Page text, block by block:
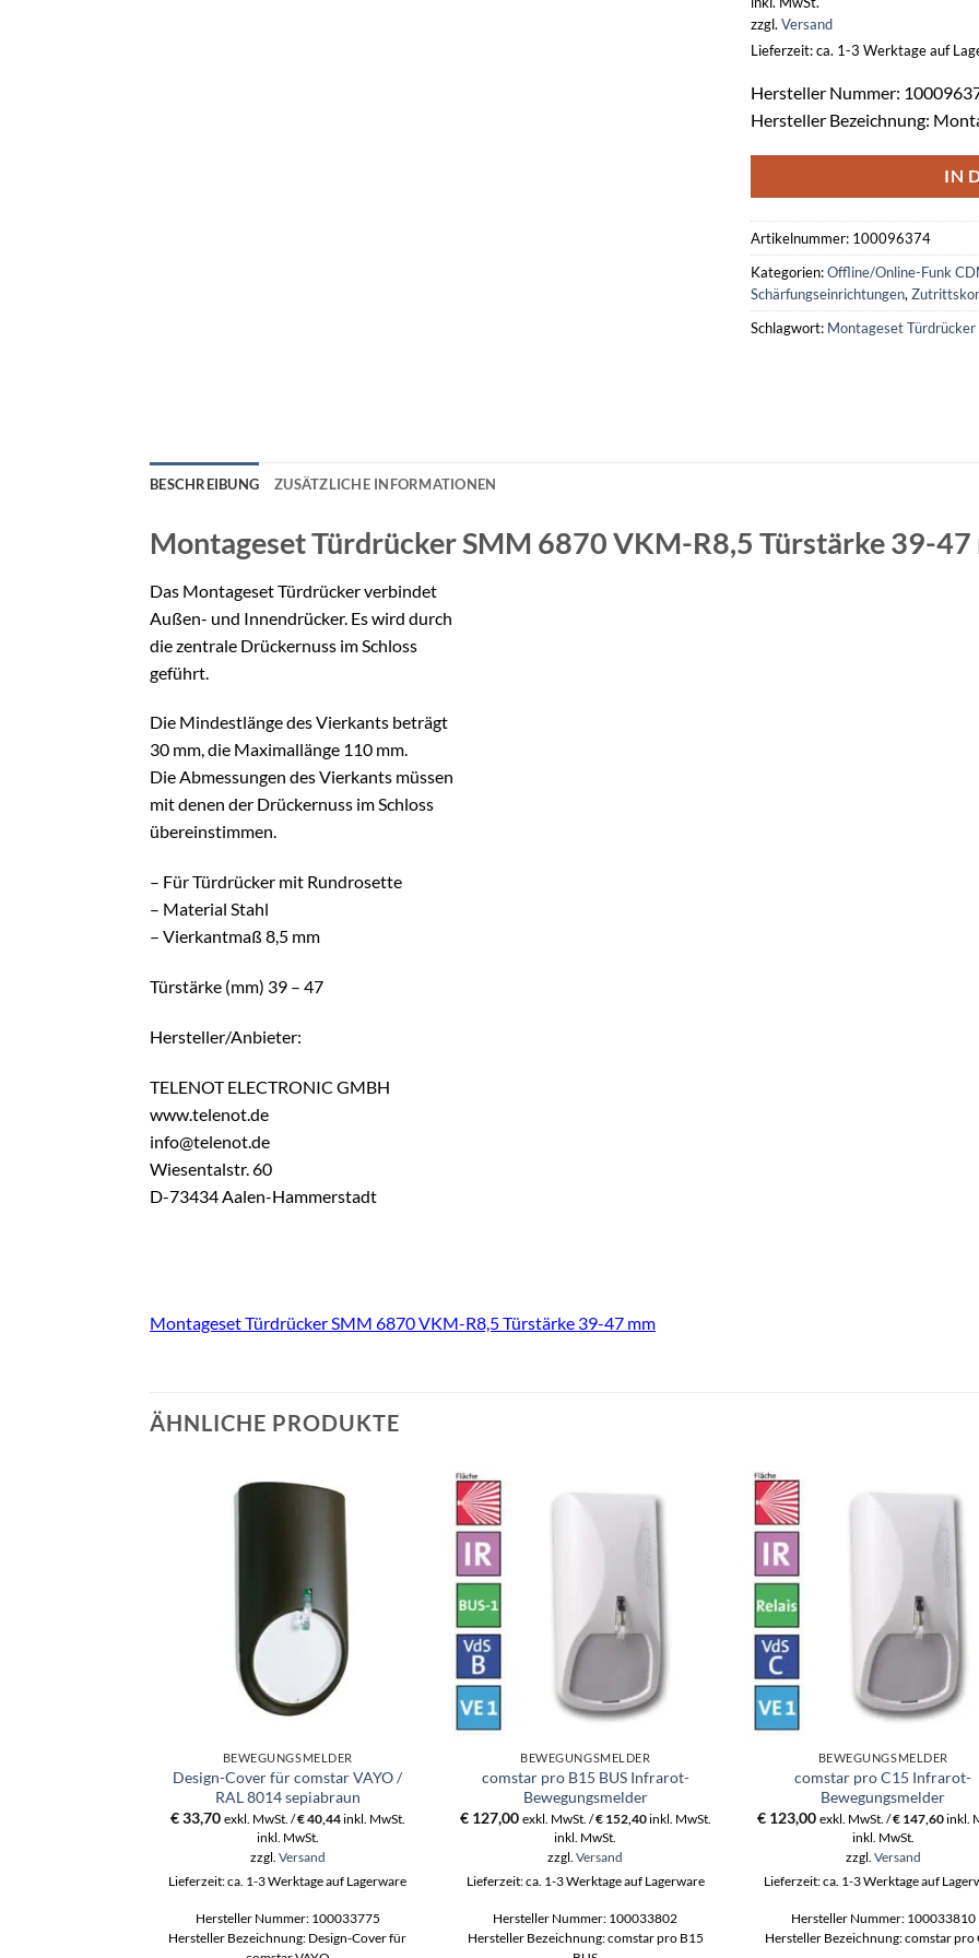
zzgl. Versand
Lieferzeit: ca. 1-3 Werktage auf
Hersteller Nummer:
Hersteller Bezeichnung:
IN
Artikelnummer: 100096374
Kategorien:Offline/Online-Funk
Schärfungseinrichtungen,
Schlagwort: Montageset
BESCHREIBUNG ZUSÄTZLICHE INFORMATIONEN
Montageset TürdrückerSMM 6870 VKM-R8,5 Türstärke 39-47
Das Montageset Türdrücker verbindet
Außen- und Innendrücker. Es wird durch
die zentrale Drückernuss im Schloss
geführt.
Die Mindestlänge des Vierkants beträgt
30 mm, die Maximallänge 110 mm.
Die Abmessungen des Vierkants müssen
mit denen der Drückernuss im Schloss
übereinstimmen.
– Für Türdrücker mit Rundrosette
– Material Stahl
– Vierkantmaß 8,5 mm
Türstärke (mm) 39 – 47
Hersteller/Anbieter:
TELENOT ELECTRONIC GMBH
www.telenot.de
info@telenot.de
Wiesentalstr. 60
D-73434 Aalen-Hammerstadt
Montageset Türdrücker SMM 6870 VKM-R8,5 Türstärke 39-47 mm
ÄHNLICHE PRODUKTE
BEWEGUNGSMELDER
Design-Cover für comstar VAYO /
RAL 8014 sepiabraun
€33,70 exkl. MwSt. /€40,44inkl. MwSt.
inkl. MwSt.
zzgl. Versand
Lieferzeit: ca. 1-3 Werktage auf Lagerware
Hersteller Nummer: 100033775
Hersteller Bezeichnung: Design-Cover für
BEWEGUNGSMELDER
comstar pro B15 BUS Infrarot-
Bewegungsmelder
€127,00 exkl. MwSt. /€152,40inkl. MwSt.
inkl. MwSt.
zzgl.Versand
Lieferzeit: ca. 1-3 Werktage auf Lagerware
Hersteller Nummer: 100033802
Hersteller Bezeichnung: comstar pro B15
BEWEGUNGSMELDER
comstar pro C15 Infrarot-
Bewegungsmelder
€ 123,00 exkl. MwSt. /€ 147,60inkl.
inkl. MwSt.
zzgl. Versand
Lieferzeit: ca. 1-3 Werktage auf
Hersteller Nummer: 100033810
Hersteller Bezeichnung: comstar pro